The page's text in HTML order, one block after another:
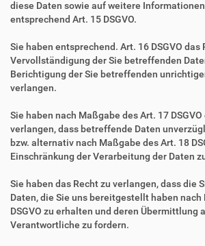
diese Daten sowie auf weitere
entsprechend Art. 15 DSGVO.
Sie haben entsprechend. Art. 16 DSGVO das
Vervollständigung der Sie betreffenden
Berichtigung der Sie betreffenden
verlangen.
Sie haben nach Maßgabe des Art. 17 DSGVO
verlangen, dass betreffende Daten
bzw. alternativ nach Maßgabe des Art. 18
Einschränkung der Verarbeitung der Daten
Sie haben das Recht zu verlangen, dass die
Daten, die Sie uns bereitgestellt haben nach
DSGVO zu erhalten und deren Übermittlung
Verantwortliche zu fordern.